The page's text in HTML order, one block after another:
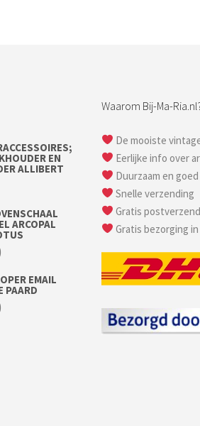
EN
ALLIBERT
ARCOPAL
EMAIL
PAARD
Waarom Bij-Ma-
De mooiste
Eerlijke info over
Duurzaam en
Snelle verzending
Gratis
Gratis bezorging